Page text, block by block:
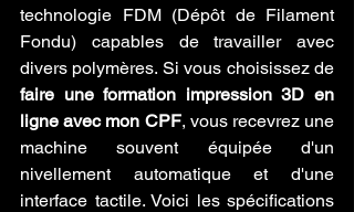
technologie FDM (Dépôt de Filament
Fondu) capables de travailler avec
faire une formation impression 3D en
ligne avec mon CPF, vous recevrez une
machine souvent équipée d'un
nivellement automatique et d'une
interface tactile. Voici les spécifications